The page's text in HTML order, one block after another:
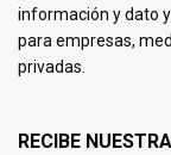
información y dato
para empresas,
privadas.
RECIBE